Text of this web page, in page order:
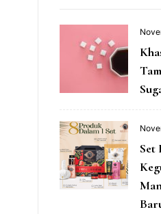
Set